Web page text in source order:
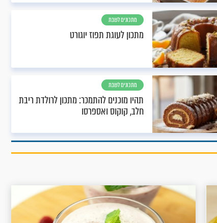
מתכונים לשבת
מתכון לעוגת תפוז יוגורט
מתכונים לשבת
תהיו מוכנים להתמכר: מתכון לרולדת ריבת
חלב, קוקוס ואספרסו